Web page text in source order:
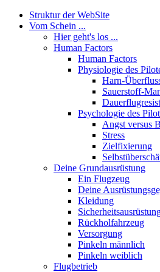
Struktur der WebSite
Vom Schein ...
Hier geht's los ...
Human Factors
Human Factors
Physiologie des
Harn-
Sauerstoff-
Psychologie des
Angst versus
Stress
Zielfixierung
Deine Grundausrüstung
Ein Flugzeug
Deine
Kleidung
Rückholfahrzeug
Versorgung
Pinkeln männlich
Pinkeln weiblich
Flugbetrieb